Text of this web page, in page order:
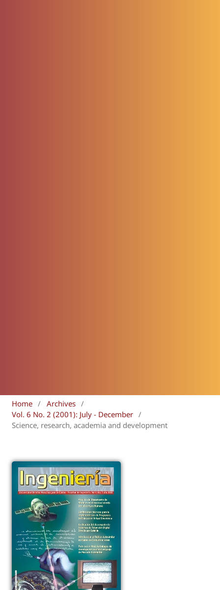
Home / Archives /
Vol. 6 No. 2 (2001): July - December /
Science, research, academia and development